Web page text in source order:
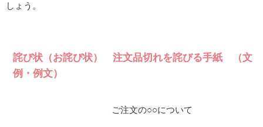
しょう。
詫び状（お詫び状） 注文品切れを詫びる手紙 （文
例・例文）
ご注文の○○について